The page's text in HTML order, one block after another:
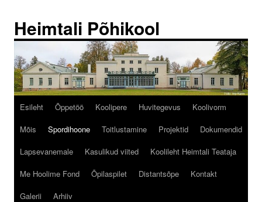
juurde
Heimtali Põhikool
Esileht Õppetöö Koolipere Huvitegevus
Koolivorm
Mõis
Spordihoone Toitlustamine Projektid
Dokumendid
Lapsevanemale
Kasulikud viited
Koolileht Heimtali Teataja
Me Hoolime Fond
Õpilaspilet Distantsõpe
Kontakt
Galerii
Arhiiv